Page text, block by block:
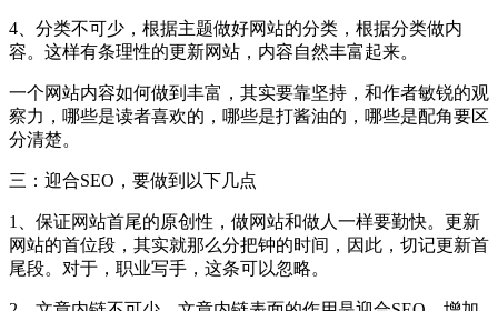
4、分类不可少，根据主题做好网站的分类，根据分类做内
容。这样有条理性的更新网站，内容自然丰富起来。
一个网站内容如何做到丰富，其实要靠坚持，和作者敏锐的观
察力，哪些是读者喜欢的，哪些是打酱油的，哪些是配角要区
分清楚。
三：迎合SEO，要做到以下几点
1、保证网站首尾的原创性，做网站和做人一样要勤快。更新
网站的首位段，其实就那么分把钟的时间，因此，切记更新首
尾段。对于，职业写手，这条可以忽略。